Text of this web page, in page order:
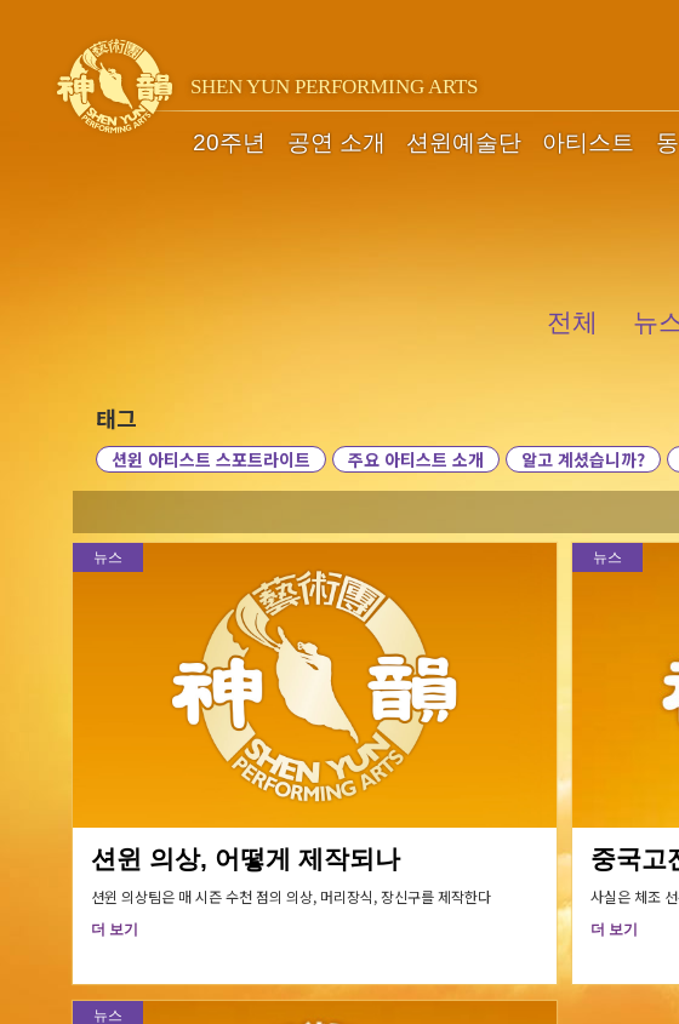
SHEN YUN PERFORMING ARTS
20주년 공연 소개 션윈예술단 아티스트
전체 뉴
태그
션윈 아티스트 스포트라이트 주요 아티스트 소개 알고 계셨습니까?
뉴스
션윈 의상, 어떻게 제작되나
션윈 의상팀은 매 시즌 수천 점의 의상, 머리장식, 장신구를 제작한다
더 보기
뉴스
중국고
사실은 체조
더 보기
뉴스